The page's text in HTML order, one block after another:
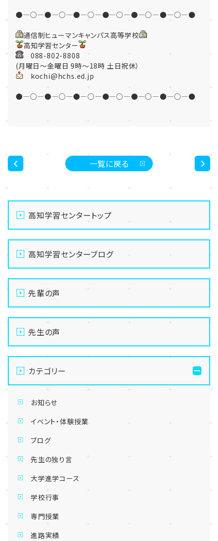
●―○―●―○―●―○―●―○―●―○―●―○―●
通信制ヒューマンキャンパス高等学校
高知学習センター
088-802-8808
(月曜日～金曜日 9時～18時 土日祝休）
kochi@hchs.ed.jp
●―○―●―○―●―○―●―○―●―○―●―○―●
一覧に戻る
高知学習センタートップ
高知学習センターブログ
先輩の声
先生の声
カテゴリー
お知らせ
イベント・体験授業
ブログ
先生の独り言
大学進学コース
学校行事
専門授業
進路実績